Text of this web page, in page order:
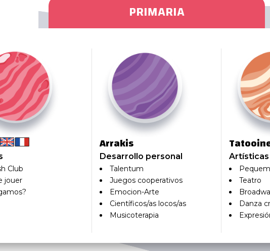
PRIMARIA
Club
jouer
Arrakis
Desarrollo personal
Talentum
Juegos cooperativos
Emocion-Arte
Científicos/as locos/as
Musicoterapia
Teatro
Danza